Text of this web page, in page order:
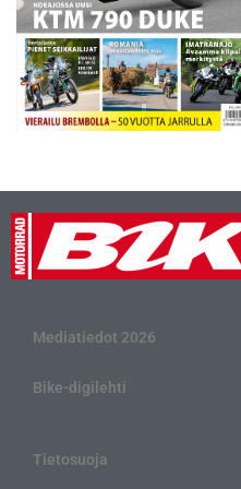
Mediatiedot 2026
Bike-digilehti
Tietosuoja